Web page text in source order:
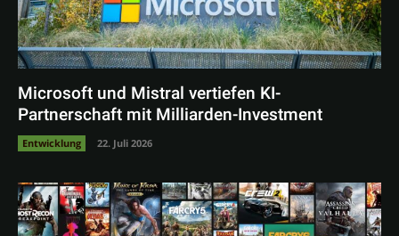
Microsoft und Mistral vertiefen KI-
Partnerschaft mit Milliarden-Investment
Entwicklung 22. Juli 2026